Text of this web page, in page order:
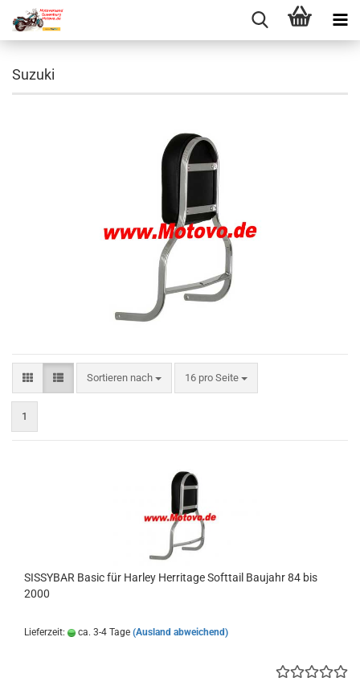
Suzuki
Sortieren nach
Sortieren nach 16 pro Seite
pro Seite
1
SISSYBAR Basic für Harley Herritage Softtail Baujahr 84 bis
2000
Lieferzeit: ca. 3-4 Tage (Ausland abweichend)